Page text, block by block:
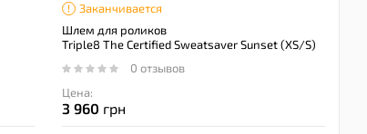
Заканчивается
Шлем для роликов
Triple8 The Certified Sweatsaver Sunset (XS/S)
0 отзывов
Цена:
3 960 грн